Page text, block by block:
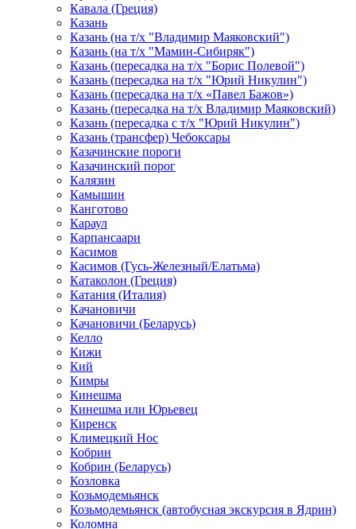
Кавала (Греция)
Казань
Казань (на т/х "Владимир Маяковский")
Казань (на т/х "Мамин-Сибиряк")
Казань (пересадка на т/х "Борис Полевой")
Казань (пересадка на т/х "Юрий Никулин")
Казань (пересадка на т/х «Павел Бажов»)
Казань (пересадка на т/х Владимир Маяковский)
Казань (пересадка с т/х "Юрий Никулин")
Казань (трансфер) Чебоксары
Казачинские пороги
Казачинский порог
Калязин
Камышин
Канготово
Караул
Карпансаари
Касимов
Касимов (Гусь-Железный/Елатьма)
Катаколон (Греция)
Катания (Италия)
Качановичи
Качановичи (Беларусь)
Келло
Кижи
Кий
Кимры
Кинешма
Кинешма или Юрьевец
Киренск
Климецкий Нос
Кобрин
Кобрин (Беларусь)
Козловка
Козьмодемьянск
Козьмодемьянск (автобусная экскурсия в Ядрин)
Коломна